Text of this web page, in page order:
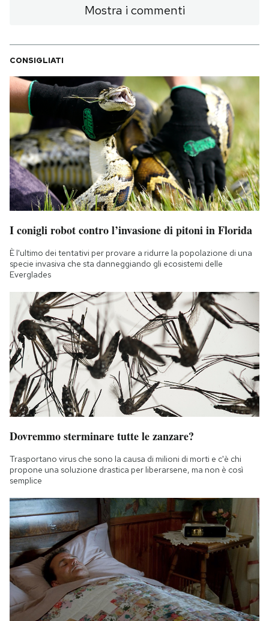
Mostra i commenti
CONSIGLIATI
I conigli robot contro l’invasione di pitoni in Florida
È l'ultimo dei tentativi per provare a ridurre la popolazione di una
specie invasiva che sta danneggiando gli ecosistemi delle
Everglades
Dovremmo sterminare tutte le zanzare?
Trasportano virus che sono la causa di milioni di morti e c'è chi
propone una soluzione drastica per liberarsene, ma non è così
semplice